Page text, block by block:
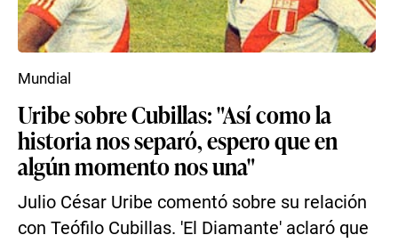
Uribe sobre Cubillas: "Así como la
historia nos separó, espero que en
algún momento nos una"
Julio César Uribe comentó sobre su relación
con Teófilo Cubillas. 'El Diamante' aclaró que
Mundial